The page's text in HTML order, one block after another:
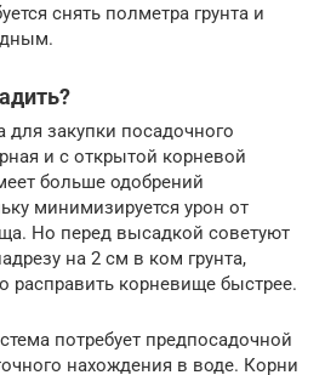
снять полметра грунта и
для закупки посадочного
и с открытой корневой
больше одобрений
минимизируется урон от
Но перед высадкой советуют
на 2 см в ком грунта,
расправить корневище быстрее.
потребует предпосадочной
нахождения в воде. Корни